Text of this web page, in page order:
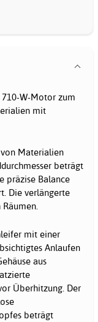
W-Motor zum
mit
Materialien
beträgt
präzise Balance
Die verlängerte
mit einer
Anlaufen
aus
Überhitzung. Der
beträgt